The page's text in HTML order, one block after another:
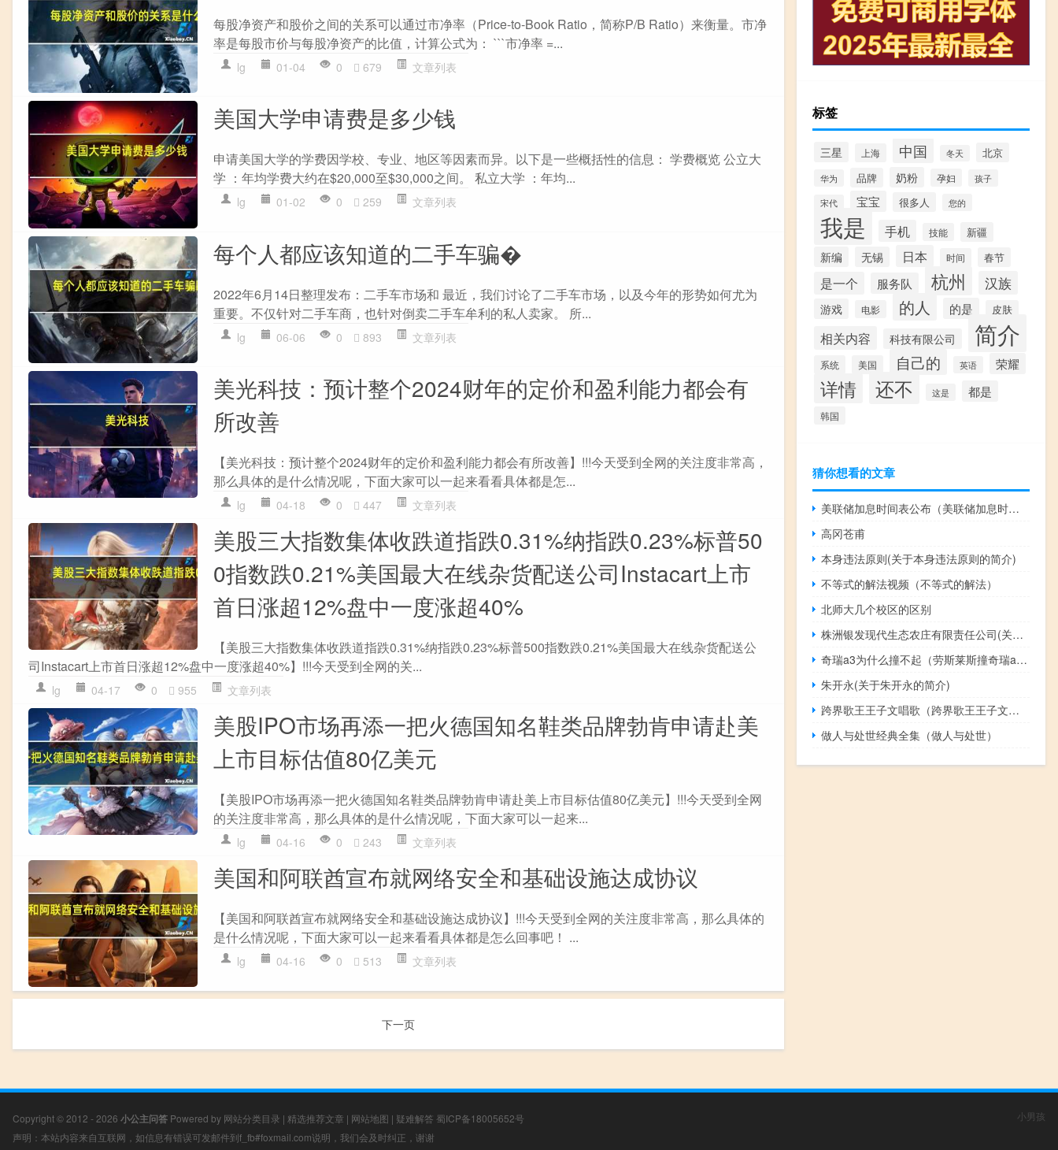
每股净资产和股价之间的关系可以通过市净率（Price-to-Book Ratio，简称P/B Ratio）来衡量。市净
率是每股市价与每股净资产的比值，计算公式为： ```市净率 =...
lg 01-04 0 679 文章列表
美国大学申请费是多少钱
申请美国大学的学费因学校、专业、地区等因素而异。以下是一些概括性的信息： 学费概览 公立大
学 ：年均学费大约在$20,000至$30,000之间。 私立大学 ：年均...
lg 01-02 0 259 文章列表
每个人都应该知道的二手车骗�
2022年6月14日整理发布：二手车市场和 最近，我们讨论了二手车市场，以及今年的形势如何尤为
重要。不仅针对二手车商，也针对倒卖二手车牟利的私人卖家。 所...
lg 06-06 0 893 文章列表
美光科技：预计整个2024财年的定价和盈利能力都会有
所改善
【美光科技：预计整个2024财年的定价和盈利能力都会有所改善】!!!今天受到全网的关注度非常高，
那么具体的是什么情况呢，下面大家可以一起来看看具体都是怎...
lg 04-18 0 447 文章列表
美股三大指数集体收跌道指跌0.31%纳指跌0.23%标普50
0指数跌0.21%美国最大在线杂货配送公司Instacart上市
首日涨超12%盘中一度涨超40%
【美股三大指数集体收跌道指跌0.31%纳指跌0.23%标普500指数跌0.21%美国最大在线杂货配送公
司Instacart上市首日涨超12%盘中一度涨超40%】!!!今天受到全网的关...
lg 04-17 0 955 文章列表
美股IPO市场再添一把火德国知名鞋类品牌勃肯申请赴美
上市目标估值80亿美元
【美股IPO市场再添一把火德国知名鞋类品牌勃肯申请赴美上市目标估值80亿美元】!!!今天受到全网
的关注度非常高，那么具体的是什么情况呢，下面大家可以一起来...
lg 04-16 0 243 文章列表
美国和阿联酋宣布就网络安全和基础设施达成协议
【美国和阿联酋宣布就网络安全和基础设施达成协议】!!!今天受到全网的关注度非常高，那么具体的
是什么情况呢，下面大家可以一起来看看具体都是怎么回事吧！ ...
lg 04-16 0 513 文章列表
下一页
标签
三星 上海 中国 冬天 北京
华为 品牌 奶粉 孕妇 孩子
宋代 宝宝 很多人 您的
我是 手机 技能 新疆
新编 无锡 日本 时间 春节
是一个 服务队 杭州 汉族
游戏 电影 的人 的是 皮肤
相关内容 科技有限公司 简介
系统 美国 自己的 英语 荣耀
详情 还不 这是 都是
韩国
猜你想看的文章
美联储加息时间表公布（美联储加息时间表）
高冈苍甫
本身违法原则(关于本身违法原则的简介)
不等式的解法视频（不等式的解法）
北师大几个校区的区别
株洲银发现代生态农庄有限责任公司(关于株洲银发现代生态农庄有限责任公司的简介)
奇瑞a3为什么撞不起（劳斯莱斯撞奇瑞a3什么梗）
朱开永(关于朱开永的简介)
跨界歌王王子文唱歌（跨界歌王王子文第几期）
做人与处世经典全集（做人与处世）
Copyright © 2012 - 2026 小公主问答 Powered by 网站分类目录 | 精选推荐文章 | 网站地图 | 疑难解答 蜀ICP备18005652号
声明：本站内容来自互联网，如信息有错误可发邮件到f_fb#foxmail.com说明，我们会及时纠正，谢谢
小男孩